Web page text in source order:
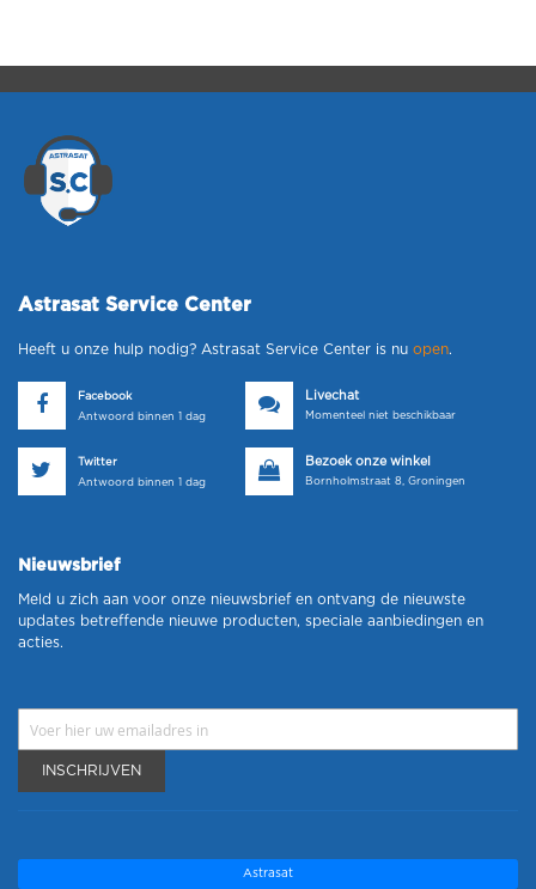
Astrasat Service Center
Heeft u onze hulp nodig? Astrasat Service Center is nu open.
Facebook
Antwoord binnen 1 dag
Livechat
Momenteel niet beschikbaar
Twitter
Antwoord binnen 1 dag
Bezoek onze winkel
Bornholmstraat 8, Groningen
Nieuwsbrief
Meld u zich aan voor onze nieuwsbrief en ontvang de nieuwste
updates betreffende nieuwe producten, speciale aanbiedingen en
acties.
INSCHRIJVEN
Astrasat